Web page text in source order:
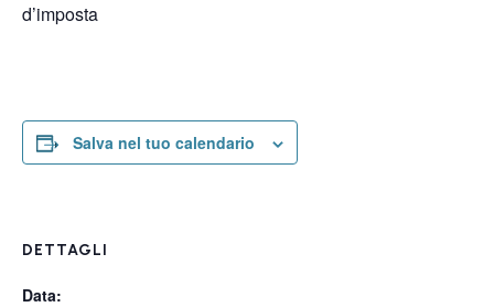
d’imposta
Salva nel tuo calendario
DETTAGLI
Data: